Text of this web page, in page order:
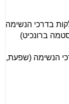
בדרכי הנשימה
ברונכיט)
הנשימה (שפעת,